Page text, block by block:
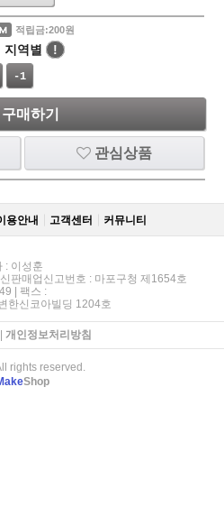
적립금:200원
지역별
!
-1
구매하기
관심상품
용안내 고객센터 커뮤니티
: 이성훈
판매업신고번호 : 마포구청 제1654호
| 팩스 :
한신코아빌딩 1204호
개인정보처리방침
rights reserved.
Shop